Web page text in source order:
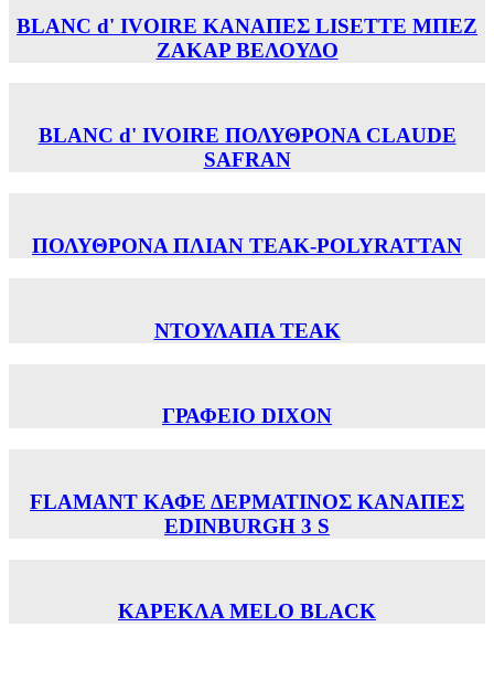
BLANC d' IVOIRE ΚΑΝΑΠΕΣ LISETTE ΜΠΕΖ
ΖΑΚΑΡ ΒΕΛΟΥΔΟ
BLANC d' IVOIRE ΠΟΛΥΘΡΟΝΑ CLAUDE
SAFRAN
ΠΟΛΥΘΡΟΝΑ ΠΛΙΑΝ TEAK-POLYRATTAN
ΝΤΟΥΛΑΠΑ ΤΕΑΚ
ΓΡΑΦΕΙΟ DIXON
FLAMANT ΚΑΦΕ ΔΕΡΜΑΤΙΝΟΣ ΚΑΝΑΠΕΣ
EDINBURGH 3 S
ΚΑΡΕΚΛΑ MELO BLACK